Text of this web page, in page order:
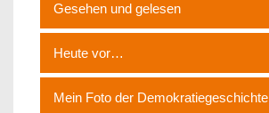
Gesehen und gelesen
Heute vor…
Mein Foto der Demokratiegeschichte